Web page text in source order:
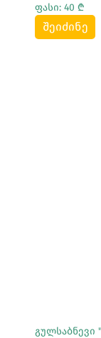
ფასი: 40 ₾
შეიძინე
გულსაბნევი